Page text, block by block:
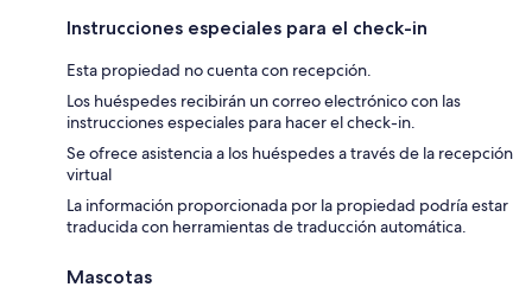
Instrucciones especiales para el check-in
Esta propiedad no cuenta con recepción.
Los huéspedes recibirán un correo electrónico con las
instrucciones especiales para hacer el check-in.
Se ofrece asistencia a los huéspedes a través de la recepción
virtual
La información proporcionada por la propiedad podría estar
traducida con herramientas de traducción automática.
Mascotas